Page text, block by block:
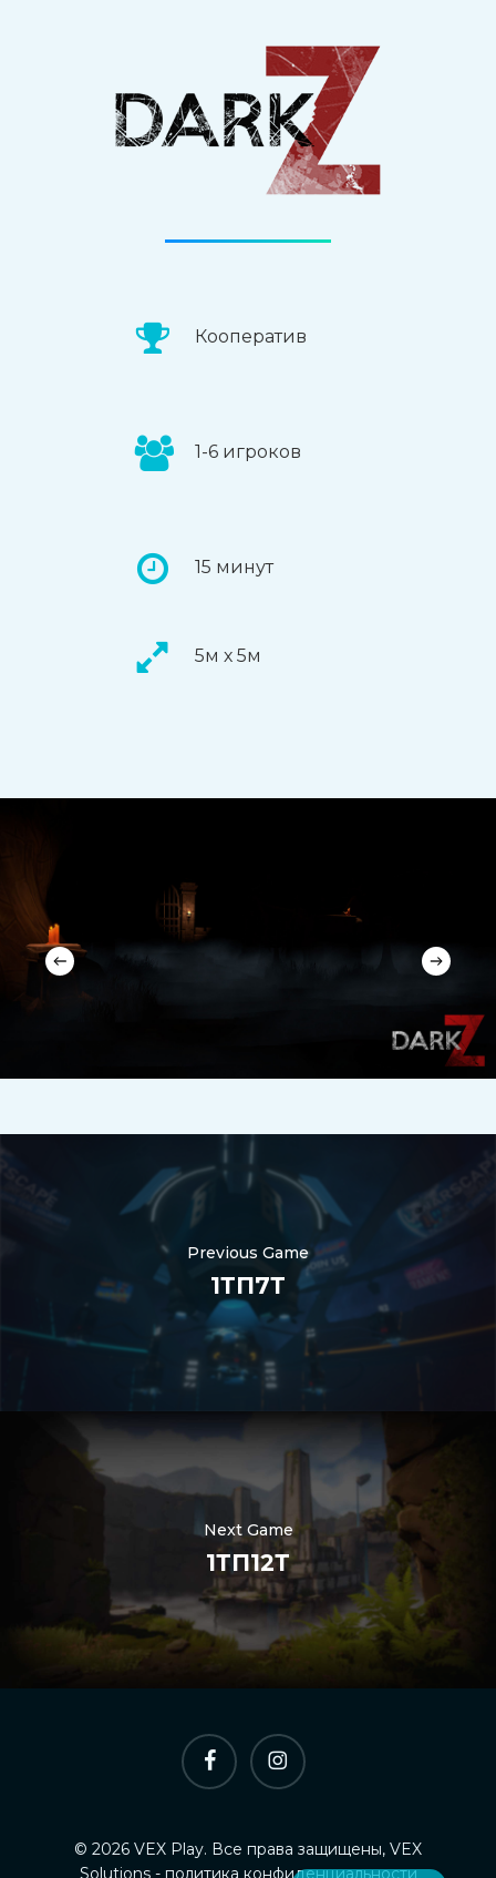
Кооператив
1-6 игроков
15 минут
5м х 5м
Previous Game
1ТП7Т
Next Game
1ТП12Т
фейсбук инстаграм
© 2026 VEX Play. Все права защищены, VEX
Solutions - политика конфиденциальности
English
Português
العربية
日本語
한국어